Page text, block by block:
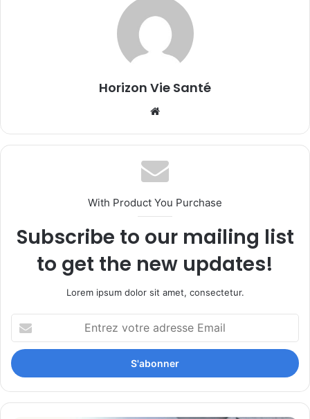
Horizon Vie Santé
With Product You Purchase
Subscribe to our mailing list
to get the new updates!
Lorem ipsum dolor sit amet, consectetur.
votre
adresse
Email